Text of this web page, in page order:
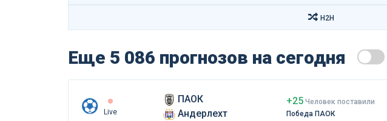
H2H
Еще 5 086 прогнозов на сегодня
Live
ПАОК
Андерлехт
+25 Человек поставили
Победа ПАОК